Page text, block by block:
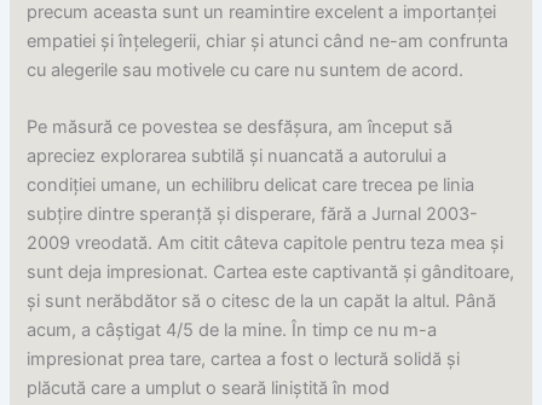
precum aceasta sunt un reamintire excelent a importanței
empatiei și înțelegerii, chiar și atunci când ne-am confrunta
cu alegerile sau motivele cu care nu suntem de acord.
Pe măsură ce povestea se desfășura, am început să
apreciez explorarea subtilă și nuancată a autorului a
condiției umane, un echilibru delicat care trecea pe linia
subțire dintre speranță și disperare, fără a Jurnal 2003-
2009 vreodată. Am citit câteva capitole pentru teza mea și
sunt deja impresionat. Cartea este captivantă și gânditoare,
și sunt nerăbdător să o citesc de la un capăt la altul. Până
acum, a câștigat 4/5 de la mine. În timp ce nu m-a
impresionat prea tare, cartea a fost o lectură solidă și
plăcută care a umplut o seară liniștită în mod